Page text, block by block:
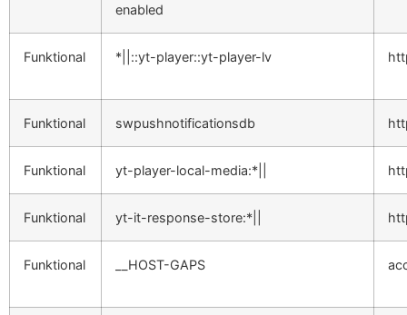
enabled
Funktional *||::yt-player::yt-player-lv
Funktional swpushnotificationsdb
Funktional yt-player-local-media:*||
Funktional yt-it-response-store:*||
Funktional __HOST-GAPS